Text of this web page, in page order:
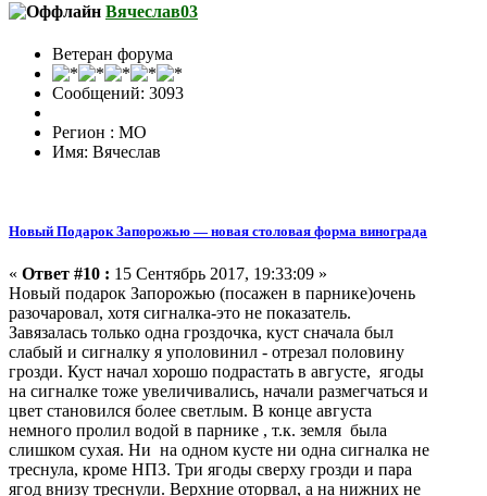
Вячеслав03
Ветеран форума
Сообщений: 3093
Регион : МО
Имя: Вячеслав
Новый Подарок Запорожью — новая столовая форма винограда
« Ответ #10 : 15 Сентябрь 2017, 19:33:09 »
Новый подарок Запорожью (посажен в парнике)очень
разочаровал, хотя сигналка-это не показатель.
Завязалась только одна гроздочка, куст сначала был
слабый и сигналку я уполовинил - отрезал половину
грозди. Куст начал хорошо подрастать в августе, ягоды
на сигналке тоже увеличивались, начали размегчаться и
цвет становился более светлым. В конце августа
немного пролил водой в парнике , т.к. земля была
слишком сухая. Ни на одном кусте ни одна сигналка не
треснула, кроме НПЗ. Три ягоды сверху грозди и пара
ягод внизу треснули. Верхние оторвал, а на нижних не